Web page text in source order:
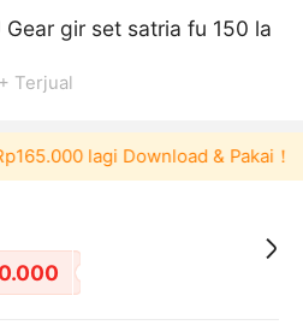
Gear gir set satria fu 150 la
Terjual
lagi Download & Pakai！